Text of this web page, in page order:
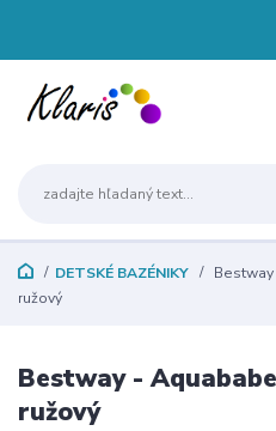
DETSKÉ BAZÉNIKY
ružový
Bestway -
ružový